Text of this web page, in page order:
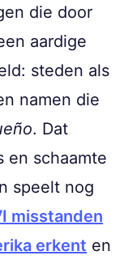
die door
aardige
steden als
namen die
. Dat
en schaamte
speelt nog
misstanden
erkent en